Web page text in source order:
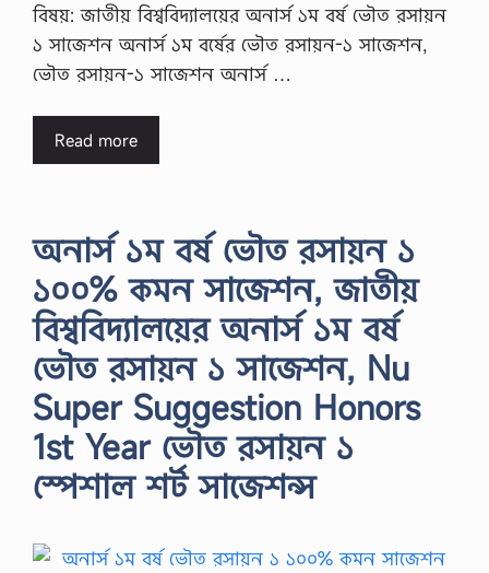
বিষয়: জাতীয় বিশ্ববিদ্যালয়ের অনার্স ১ম বর্ষ ভৌত রসায়ন
১ সাজেশন অনার্স ১ম বর্ষের ভৌত রসায়ন-১ সাজেশন,
ভৌত রসায়ন-১ সাজেশন অনার্স …
Read more
অনার্স ১ম বর্ষ ভৌত রসায়ন ১
১০০% কমন সাজেশন, জাতীয়
বিশ্ববিদ্যালয়ের অনার্স ১ম বর্ষ
ভৌত রসায়ন ১ সাজেশন, Nu
Super Suggestion Honors
1st Year ভৌত রসায়ন ১
স্পেশাল শর্ট সাজেশন্স